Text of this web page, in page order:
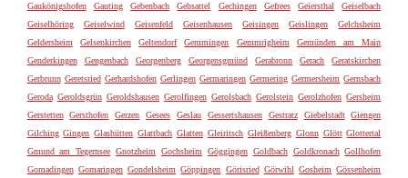
Gaukönigshofen
Gauting Gebenbach Gebsattel Gechingen Gefrees Geiersthal
Geiselbach
Geiselhöring
Geiselwind Geisenfeld Geisenhausen Geisingen Geislingen
Gelchsheim
Geldersheim
Gelsenkirchen Geltendorf Gemmingen Gemmrigheim
Gemünden am Main
Genderkingen
Gengenbach Georgenberg Georgensgmünd Gerabronn Gerach
Geratskirchen
Gerbrunn Geretsried Gerhardshofen Gerlingen Germaringen Germering Germersheim Gernsbach
Geroda Geroldsgrün Geroldshausen Gerolfingen Gerolsbach Gerolstein Gerolzhofen Gersheim
Gerstetten
Gersthofen Gerzen Gesees Geslau Gessertshausen Gestratz Giebelstadt
Giengen
Gilching Gingen Glashütten Glattbach Glatten Gleiritsch Gleißenberg Glonn Glött Glottertal
Gmund am Tegernsee Gnotzheim Gochsheim Göggingen Goldbach Goldkronach Gollhofen
Gomadingen Gomaringen Gondelsheim Göppingen Görisried Görwihl Gosheim Gössenheim